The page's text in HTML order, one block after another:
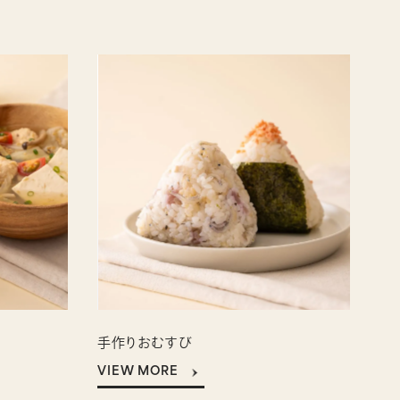
手作りおむすび
VIEW MORE